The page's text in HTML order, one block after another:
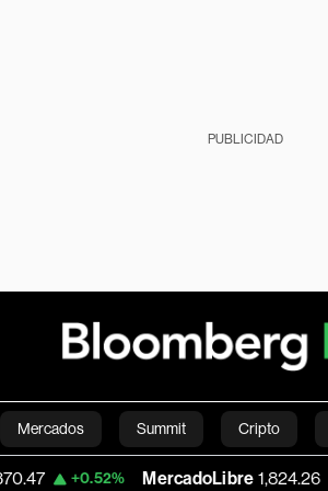
PUBLICIDAD
Mercados Summit Cripto
Economía Estilo de vida
MercadoLibre 1,824.26 -5.23%